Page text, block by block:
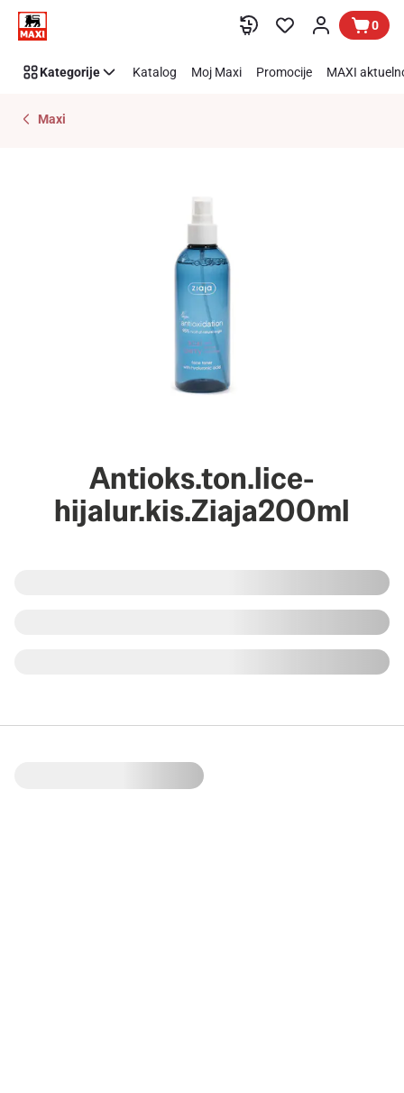
Preskoči link 0
Kategorije Katalog Moj Maxi Promocije MAXI
Maxi
Antioks.ton.lice-
hijalur.kis.Ziaja200ml